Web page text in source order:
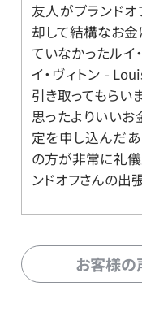
友人がブランド
却して結構なお金
ていなかったルイ
イ・ヴィトン -
引き取ってもらい
思ったよりいいお
定を申し込んだ
の方が非常に礼儀
ンドオフさんの出
お客様